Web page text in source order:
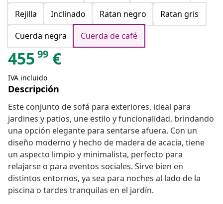
Rejilla
Inclinado Ratan negro
Ratan gris
Cuerda negra
Cuerda de café
455 99 €
IVA incluido
Descripción
Este conjunto de sofá para exteriores, ideal para
jardines y patios, une estilo y funcionalidad, brindando
una opción elegante para sentarse afuera. Con un
diseño moderno y hecho de madera de acacia, tiene
un aspecto limpio y minimalista, perfecto para
relajarse o para eventos sociales. Sirve bien en
distintos entornos, ya sea para noches al lado de la
piscina o tardes tranquilas en el jardín.